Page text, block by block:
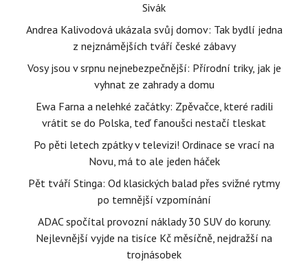
Sivák
Andrea Kalivodová ukázala svůj domov: Tak bydlí jedna
z nejznámějších tváří české zábavy
Vosy jsou v srpnu nejnebezpečnější: Přírodní triky, jak je
vyhnat ze zahrady a domu
Ewa Farna a nelehké začátky: Zpěvačce, které radili
vrátit se do Polska, teď fanoušci nestačí tleskat
Po pěti letech zpátky v televizi! Ordinace se vrací na
Novu, má to ale jeden háček
Pět tváří Stinga: Od klasických balad přes svižné rytmy
po temnější vzpomínání
ADAC spočítal provozní náklady 30 SUV do koruny.
Nejlevnější vyjde na tisíce Kč měsíčně, nejdražší na
trojnásobek